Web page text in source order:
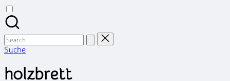
Search
for:
Suche
holzbrett